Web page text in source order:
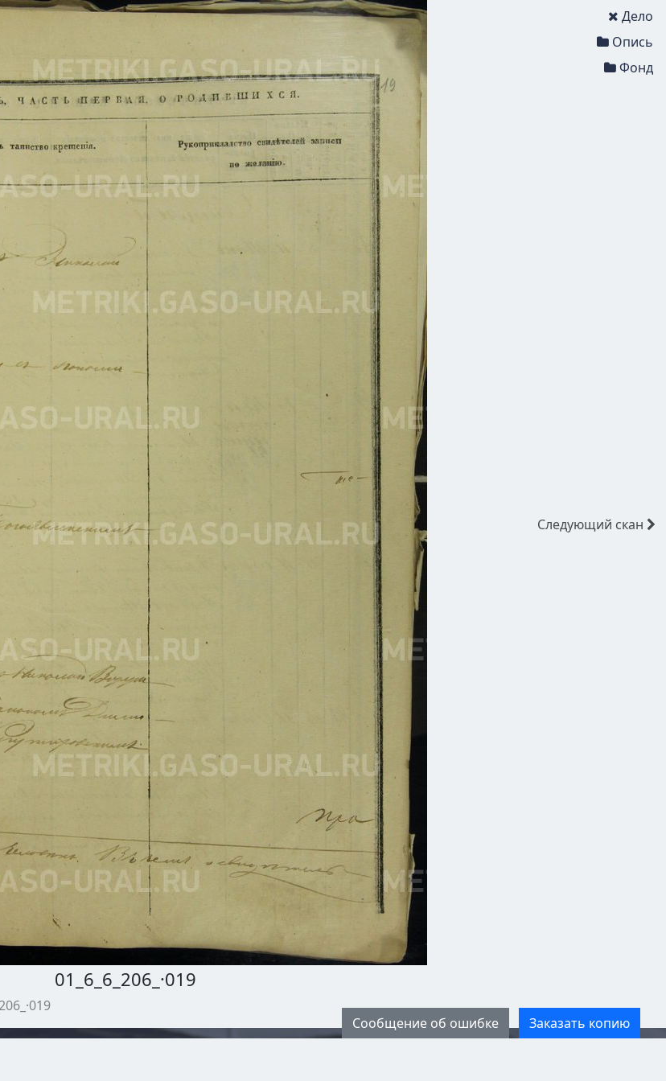
Дело
Опись
Фонд
Следующий скан
01_6_6_206_·019
Сообщение об ошибке
Заказать копию